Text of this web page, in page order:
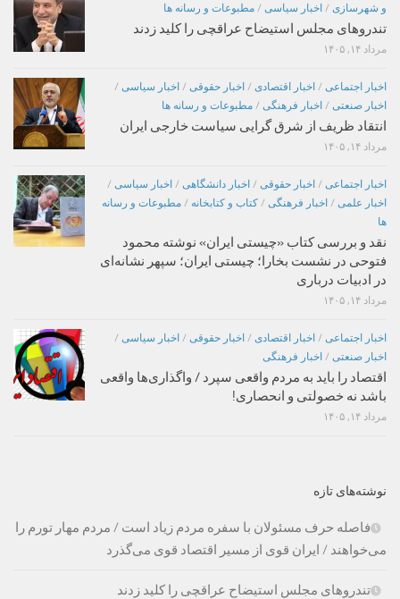
و شهرسازی / اخبار سیاسی / مطبوعات و رسانه ها
تندروهای مجلس استیضاح عراقچی را کلید زدند
مرداد ۱۴, ۱۴۰۵
اخبار اجتماعی / اخبار اقتصادی / اخبار حقوقی / اخبار سیاسی /
اخبار صنعتی / اخبار فرهنگی / مطبوعات و رسانه ها
انتقاد ظریف از شرق گرایی سیاست خارجی ایران
مرداد ۱۴, ۱۴۰۵
اخبار اجتماعی / اخبار حقوقی / اخبار دانشگاهی / اخبار سیاسی /
اخبار علمی / اخبار فرهنگی / کتاب و کتابخانه / مطبوعات و رسانه
ها
نقد و بررسی کتاب «چیستی ایران» نوشته محمود
فتوحی در نشست بخارا؛ چیستی ایران؛ سپهر نشانه‌ای
در ادبیات درباری
مرداد ۱۴, ۱۴۰۵
اخبار اجتماعی / اخبار اقتصادی / اخبار حقوقی / اخبار سیاسی /
اخبار صنعتی / اخبار فرهنگی
اقتصاد را باید به مردم واقعی سپرد / واگذاری‌ها واقعی
باشد نه خصولتی و انحصاری!
مرداد ۱۴, ۱۴۰۵
نوشته‌های تازه
فاصله حرف مسئولان با سفره مردم زیاد است / مردم مهار تورم را
می‌خواهند / ایران قوی از مسیر اقتصاد قوی می‌گذرد
تندروهای مجلس استیضاح عراقچی را کلید زدند